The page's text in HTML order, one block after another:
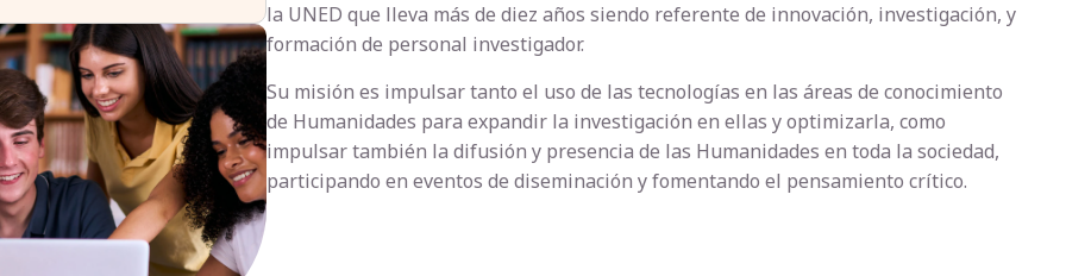
la UNED que lleva más de diez años siendo referente de innovación, investigación, y
formación de personal investigador.
Su misión es impulsar tanto el uso de las tecnologías en las áreas de conocimiento
de Humanidades para expandir la investigación en ellas y optimizarla, como
impulsar también la difusión y presencia de las Humanidades en toda la sociedad,
participando en eventos de diseminación y fomentando el pensamiento crítico.